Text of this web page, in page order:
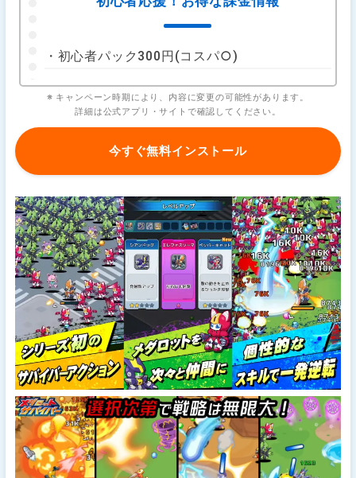
・初心者パック300円(コスパ○)
※ キャンペーン時期により、内容に変更の可能性があります。
詳細は公式アプリ・サイトで確認してください。
今すぐ無料インストール